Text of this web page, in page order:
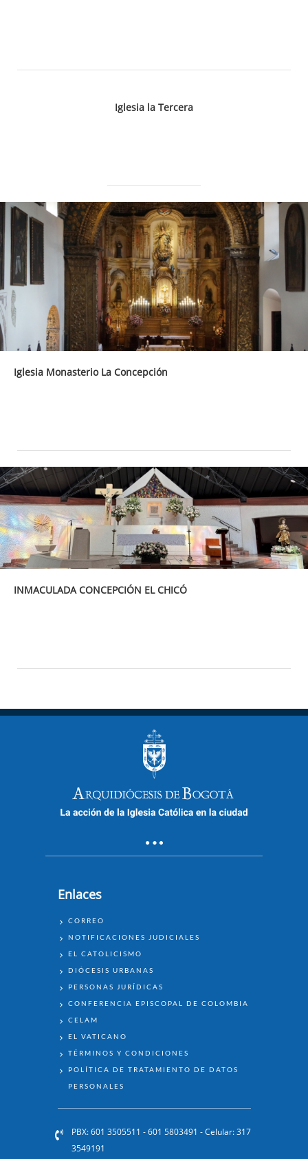
Iglesia la Tercera
Iglesia Monasterio La Concepción
INMACULADA CONCEPCIÓN EL CHICÓ
Enlaces
ENLACES
CORREO
NOTIFICACIONES JUDICIALES
EL CATOLICISMO
DIÓCESIS URBANAS
PERSONAS JURÍDICAS
CONFERENCIA EPISCOPAL DE COLOMBIA
CELAM
EL VATICANO
TÉRMINOS Y CONDICIONES
POLÍTICA DE TRATAMIENTO DE DATOS
PERSONALES
PBX: 601 3505511 - 601 5803491 - Celular: 317
3549191